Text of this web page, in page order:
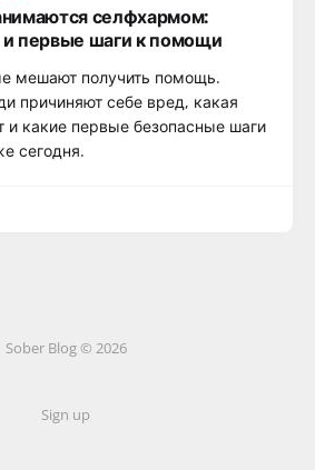
селфхармом:
первые шаги к помощи
мешают получить помощь.
причиняют себе вред, какая
и какие первые безопасные шаги
сегодня.
Sober Blog © 2026
Sign up